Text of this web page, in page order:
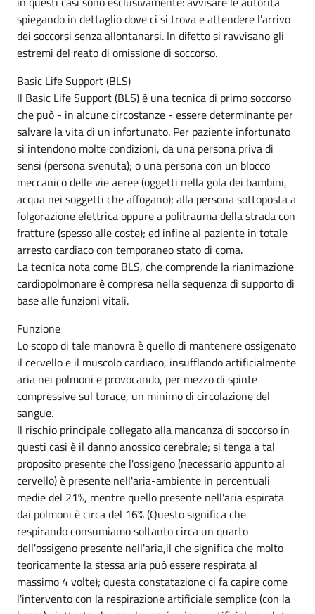
spiegando in dettaglio dove ci si trova e attendere l'arrivo
dei soccorsi senza allontanarsi. In difetto si ravvisano gli
estremi del reato di omissione di soccorso.
Basic Life Support (BLS)
Il Basic Life Support (BLS) è una tecnica di primo soccorso
che può - in alcune circostanze - essere determinante per
salvare la vita di un infortunato. Per paziente infortunato
si intendono molte condizioni, da una persona priva di
sensi (persona svenuta); o una persona con un blocco
meccanico delle vie aeree (oggetti nella gola dei bambini,
acqua nei soggetti che affogano); alla persona sottoposta a
folgorazione elettrica oppure a politrauma della strada con
fratture (spesso alle coste); ed infine al paziente in totale
arresto cardiaco con temporaneo stato di coma.
La tecnica nota come BLS, che comprende la rianimazione
cardiopolmonare è compresa nella sequenza di supporto di
base alle funzioni vitali.
Funzione
Lo scopo di tale manovra è quello di mantenere ossigenato
il cervello e il muscolo cardiaco, insufflando artificialmente
aria nei polmoni e provocando, per mezzo di spinte
compressive sul torace, un minimo di circolazione del
sangue.
Il rischio principale collegato alla mancanza di soccorso in
questi casi è il danno anossico cerebrale; si tenga a tal
proposito presente che l'ossigeno (necessario appunto al
cervello) è presente nell'aria-ambiente in percentuali
medie del 21%, mentre quello presente nell'aria espirata
dai polmoni è circa del 16% (Questo significa che
respirando consumiamo soltanto circa un quarto
dell'ossigeno presente nell'aria,il che significa che molto
teoricamente la stessa aria può essere respirata al
massimo 4 volte); questa constatazione ci fa capire come
l'intervento con la respirazione artificiale semplice (con la